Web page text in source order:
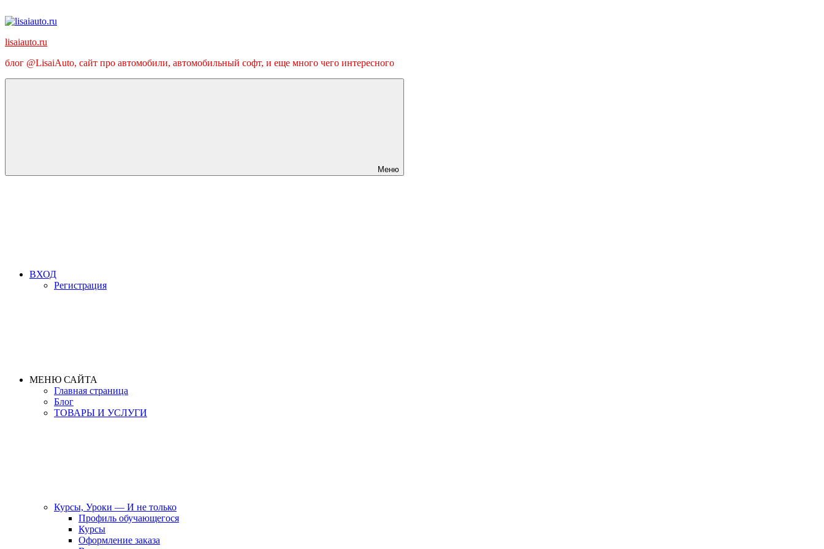
к
lisaiauto.ru
блог @LisaiAuto, сайт про автомобили, автомобильный софт, и еще много чего интересного
Меню
ВХОД
Регистрация
МЕНЮ САЙТА
Главная страница
Блог
ТОВАРЫ И УСЛУГИ
Курсы, Уроки — И не только
Профиль обучающегося
Курсы
Оформление заказа